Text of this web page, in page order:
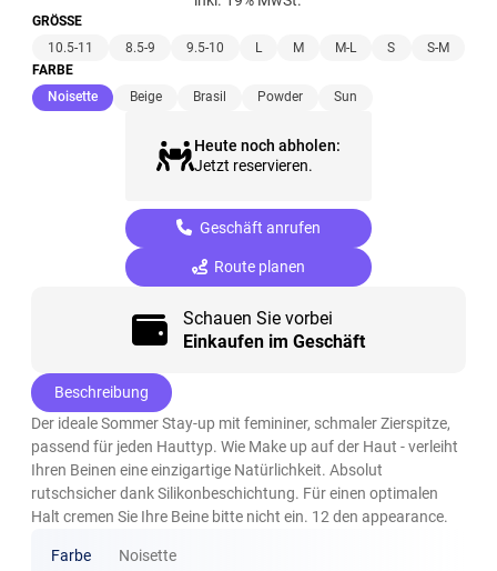
GRÖSSE
10.5-11
8.5-9 9.5-10 L M M-L S
S-M
FARBE
Noisette(ausgewählt)
Beige Brasil Powder Sun
Heute noch abholen:
Jetzt reservieren.
Geschäft anrufen
Route planen
Schauen Sie vorbei
Einkaufen im Geschäft
Beschreibung
Der ideale Sommer Stay-up mit femininer, schmaler Zierspitze,
passend für jeden Hauttyp. Wie Make up auf der Haut - verleiht
Ihren Beinen eine einzigartige Natürlichkeit. Absolut
rutschsicher dank Silikonbeschichtung. Für einen optimalen
Halt cremen Sie Ihre Beine bitte nicht ein. 12 den appearance.
Farbe Noisette